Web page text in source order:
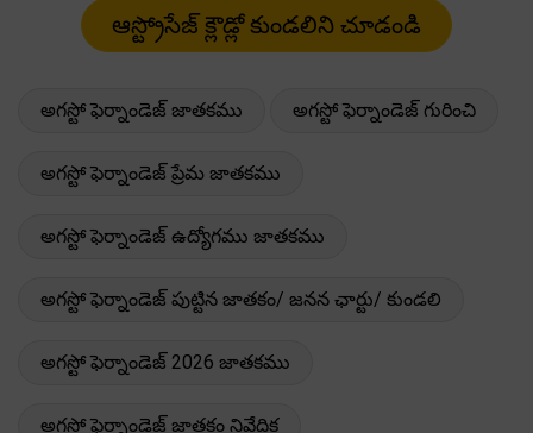
అగస్టో ఫెర్నాండెజ్ జాతకము అగస్టో ఫెర్నాండెజ్ గురించి
అగస్టో ఫెర్నాండెజ్ ప్రేమ జాతకము
అగస్టో ఫెర్నాండెజ్ ఉద్యోగము జాతకము
అగస్టో ఫెర్నాండెజ్ పుట్టిన జాతకం/ జనన ఛార్టు/ కుండలి
అగస్టో ఫెర్నాండెజ్ 2026 జాతకము
అగస్టో ఫెర్నాండెజ్ జాతకం నివేదిక